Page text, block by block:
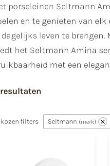
porseleinen Seltmann
en te genieten van
dagelijks leven te
het Seltmann Amina
met een
filters Seltmann merk